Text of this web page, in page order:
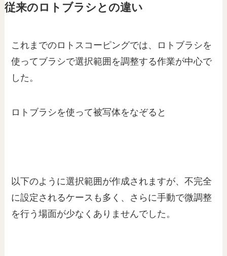
従来のロトブラシとの違い
これまでのロトスコーピングでは、ロトブラシを
使ってブラシで選択範囲を調整する作業が中心で
した。
ロトブラシを使って被写体をなぞると
以下のように選択範囲が作成されますが、不完全
に設定されるケースも多く、さらに手動で微調整
を行う場面が少なくありませんでした。